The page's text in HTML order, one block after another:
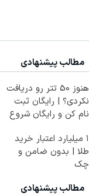
مطالب پیشنهادی
هنوز 50 تتر رو دریافت
نکردی؟ | رایگان ثبت
نام کن و رایگان شروع
۱ میلیارد اعتبار خرید
طلا | بدون ضامن و
چک
مطالب پیشنهادی